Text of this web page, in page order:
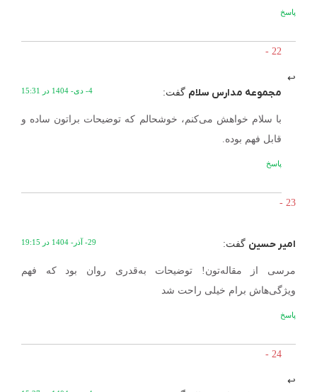
پاسخ
مجموعه مدارس سلام گفت: 4- دی- 1404 در 15:31
با سلام خواهش می‌کنم، خوشحالم که توضیحات براتون ساده و
قابل فهم بوده.
پاسخ
امیر حسین گفت: 29- آذر- 1404 در 19:15
مرسی از مقاله‌تون! توضیحات به‌قدری روان بود که فهم
ویژگی‌هاش برام خیلی راحت شد
پاسخ